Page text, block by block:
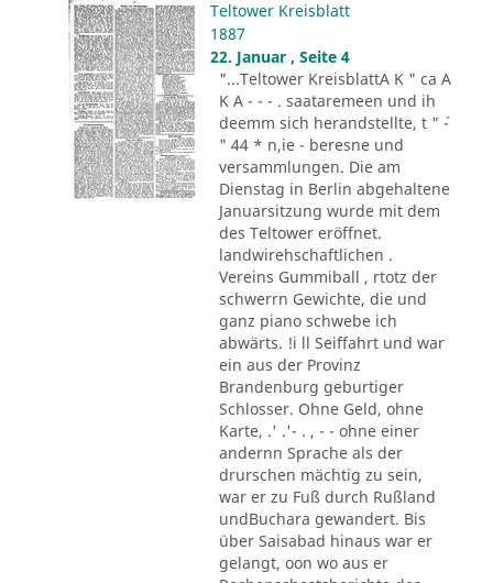
Teltower Kreisblatt
1887
22. Januar , Seite 4
"...Teltower KreisblattA K " ca A
K A - - - . saataremeen und ih
deemm sich herandstellte, t " ´-
" 44 * n,ie - beresne und
versammlungen. Die am
Dienstag in Berlin abgehaltene
Januarsitzung wurde mit dem
des Teltower eröffnet.
landwirehschaftlichen .
Vereins Gummiball , rtotz der
schwerrn Gewichte, die und
ganz piano schwebe ich
abwärts. !i ll Seiffahrt und war
ein aus der Provinz
Brandenburg geburtiger
Schlosser. Ohne Geld, ohne
Karte, .' .'- . , - - ohne einer
andernn Sprache als der
drurschen mächtig zu sein,
war er zu Fuß durch Rußland
undBuchara gewandert. Bis
über Saisabad hinaus war er
gelangt, oon wo aus er